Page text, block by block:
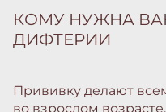
КОМУ НУЖНА
ДИФТЕРИИ
Прививку делают
во взрослом